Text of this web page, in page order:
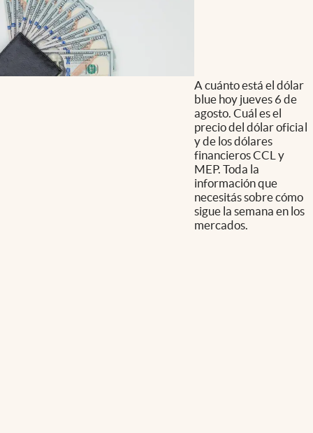
A cuánto está el dólar
blue hoy jueves 6 de
agosto. Cuál es el
precio del dólar oficial
y de los dólares
financieros CCL y
MEP. Toda la
información que
necesitás sobre cómo
sigue la semana en los
mercados.